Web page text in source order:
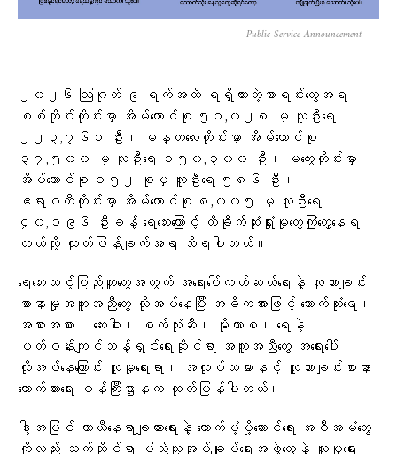
Public Service Announcement
၂၀၂၆ ဩဂုတ် ၉ ရက်အထိ ရရှိထားတဲ့စာရင်းတွေအရ
စစ်ကိုင်းတိုင်းမှာ အိမ်ထောင်စု ၅၁,၀၂၈ မှ လူဦးရေ
၂၂၃,၇၆၁ ဦး၊ မန္တလေးတိုင်းမှာ အိမ်ထောင်စု
၃၇,၅၀၀ မှ လူဦးရေ ၁၅၀,၃၀၀ ဦး၊ မကွေးတိုင်းမှာ
အိမ်ထောင်စု ၁၅၂ စုမှ လူဦးရေ ၅၈၆ ဦး၊
ဧရာဝတီတိုင်းမှာ အိမ်ထောင်စု ၈,၀၀၅ မှ လူဦးရေ
၄၀,၁၉၆ ဦးခန့် ရေဘေးကြောင့် ထိခိုက်ဆုံးရှုံးမှုတွေကြုံတွေ့နေရ
တယ်လို့ ထုတ်ပြန်ချက်အရ သိရပါတယ်။
ရေဘေးသင့်ပြည်သူတွေအတွက် အရေးပေါ်ကယ်ဆယ်ရေးနဲ့ လူသားချင်း
စာနာမှုအကူအညီတွေ လိုအပ်နေပြီး အဓိကအားဖြင့် သောက်သုံးရေ၊
အစားအစာ၊ ဆေးဝါး၊ စက်သုံးဆီ၊ မိုးကာစ၊ ရေနဲ့
ပတ်ဝန်းကျင်သန့်ရှင်းရေးဆိုင်ရာ အကူအညီတွေ အရေးပေါ်
လိုအပ်နေကြောင်း လူမှုရေးရာ၊ အလုပ်သမားနှင့် လူသားချင်းစာနာ
ထောက်ထားရေး ဝန်ကြီးဌာနက ထုတ်ပြန်ပါတယ်။
ဒါ့အပြင် ယာယီနေရာချထားရေးနဲ့ ထောက်ပံ့ပို့ဆောင်ရေး အစီအမံတွေ